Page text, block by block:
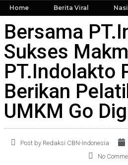
Home Berita Viral
Bersama
Sukses
PT.Indolakto
Berikan
UMKM Go
Post by Redaksi CBN-Indonesia
No